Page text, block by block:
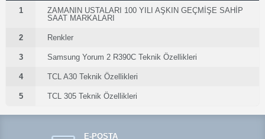
1
ZAMANIN USTALARI 100 YILI AŞKIN GEÇMİŞE SAHİP
SAAT MARKALARI
2 Renkler
3 Samsung Yorum 2 R390C Teknik Özellikleri
4 TCL A30 Teknik Özellikleri
5 TCL 305 Teknik Özellikleri
E-POSTA